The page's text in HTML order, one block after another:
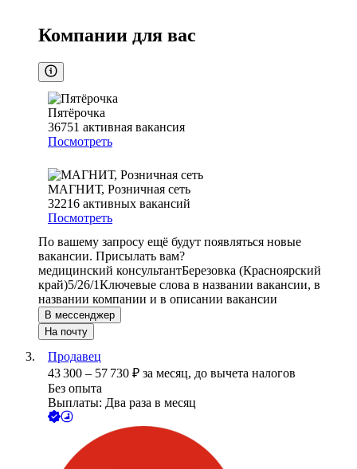
Компании для вас
Пятёрочка
36751 активная вакансия
Посмотреть
МАГНИТ, Розничная сеть
32216 активных вакансий
Посмотреть
По вашему запросу ещё будут появляться новые
вакансии. Присылать вам?
медицинский консультантБерезовка (Красноярский
край)5/26/1Ключевые слова в названии вакансии, в
названии компании и в описании вакансии
В мессенджер
На почту
Продавец
43 300 – 57 730 ₽ за месяц, до вычета налогов
Без опыта
Выплаты: Два раза в месяц